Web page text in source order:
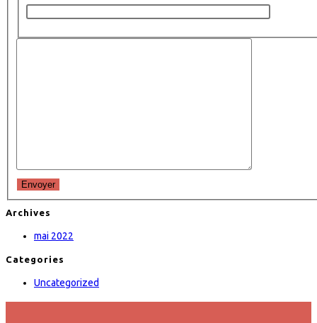
Envoyer
Archives
mai 2022
Categories
Uncategorized